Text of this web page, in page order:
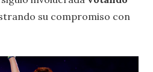
su compromiso con